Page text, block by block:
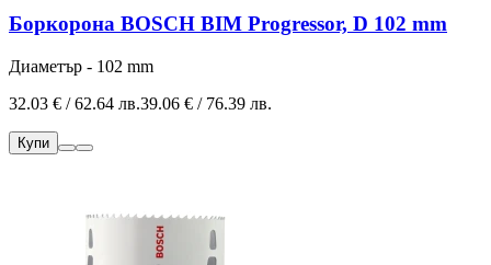
Боркорона BOSCH BIM Progressor, D 102 mm
Диаметър - 102 mm
32.03 € / 62.64 лв.39.06 € / 76.39 лв.
Купи